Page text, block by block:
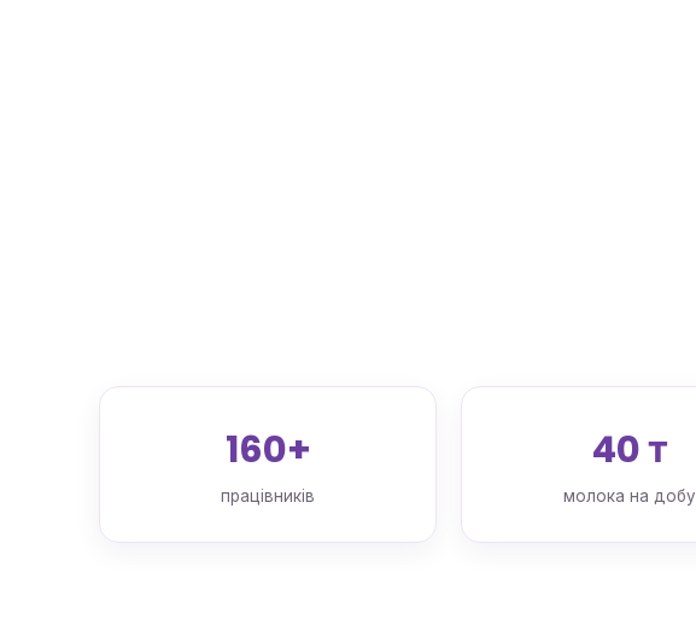
160+
працівників
40 т
молока на добу